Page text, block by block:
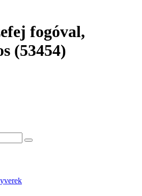
fogóval,
(53454)